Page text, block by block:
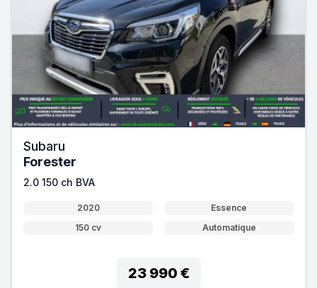
Subaru
Forester
2.0 150 ch BVA
2020
Essence
150 cv
Automatique
23 990 €